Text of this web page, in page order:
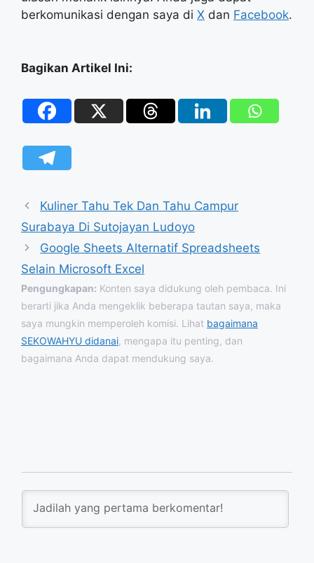
berkomunikasi dengan saya di X dan Facebook.
Bagikan Artikel Ini:
Kuliner Tahu Tek Dan Tahu Campur
Surabaya Di Sutojayan Ludoyo
Google Sheets Alternatif Spreadsheets
Selain Microsoft Excel
Pengungkapan: Konten saya didukung oleh pembaca. Ini
berarti jika Anda mengeklik beberapa tautan saya, maka
saya mungkin memperoleh komisi. Lihat bagaimana
SEKOWAHYU didanai , mengapa itu penting, dan
bagaimana Anda dapat mendukung saya.